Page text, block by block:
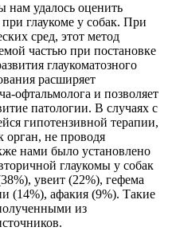
нам удалось оценить
глаукоме у собак. При
сред, этот метод
частью при постановке
глаукоматозного
расширяет
офтальмолога и позволяет
патологии. В случаях с
гипотензивной терапии,
орган, не проводя
нами было установлено
глаукомы у собак
увеит (22%), гефема
(14%), афакия (9%). Такие
из